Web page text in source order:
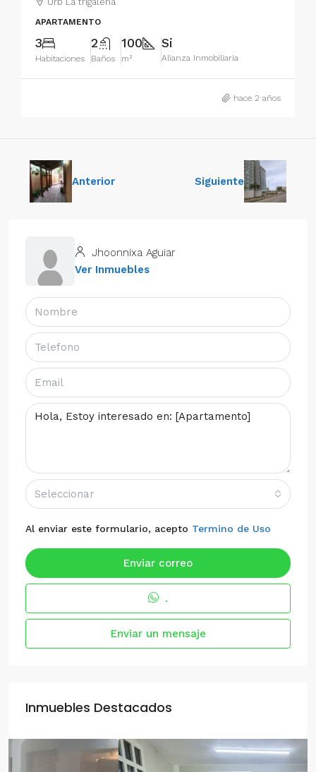
APARTAMENTO
3
Habitaciones
2
Baños
100
m²
Si
Alianza Inmobiliaria
hace 2 años
Anterior Siguiente
Jhoonnixa Aguiar
Ver Inmuebles
Seleccionar
Al enviar este formulario, acepto Termino de Uso
Enviar correo
.
Enviar un mensaje
Inmuebles Destacados